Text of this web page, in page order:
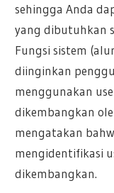
sehingga Anda
yang dibutuhkan
Fungsi sistem
diinginkan
menggunakan
dikembangkan
mengatakan
mengidentifikasi
dikembangkan.